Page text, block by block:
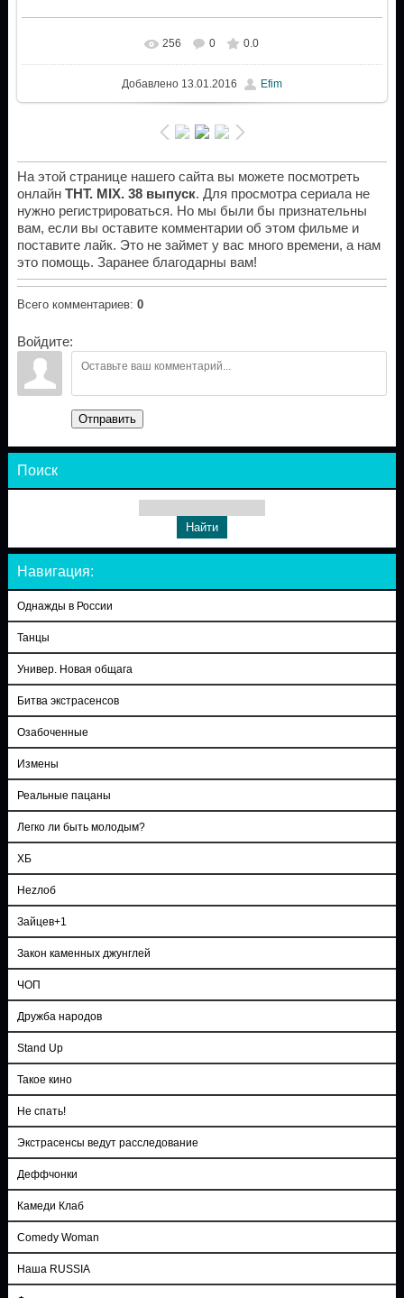
256 0 0.0
Добавлено13.01.2016 Efim
На этой странице нашего сайта вы можете посмотреть
онлайн ТНТ. MIX. 38 выпуск. Для просмотра сериала не
нужно регистрироваться. Но мы были бы признательны
вам, если вы оставите комментарии об этом фильме и
поставите лайк. Это не займет у вас много времени, а нам
это помощь. Заранее благодарны вам!
Всего комментариев: 0
Войдите:
Отправить
Поиск
Навигация:
Однажды в России
Танцы
Универ. Новая общага
Битва экстрасенсов
Озабоченные
Измены
Реальные пацаны
Легко ли быть молодым?
ХБ
Неzлоб
Зайцев+1
Закон каменных джунглей
ЧОП
Дружба народов
Stand Up
Такое кино
Не спать!
Экстрасенсы ведут расследование
Деффчонки
Камеди Клаб
Comedy Woman
Наша RUSSIA